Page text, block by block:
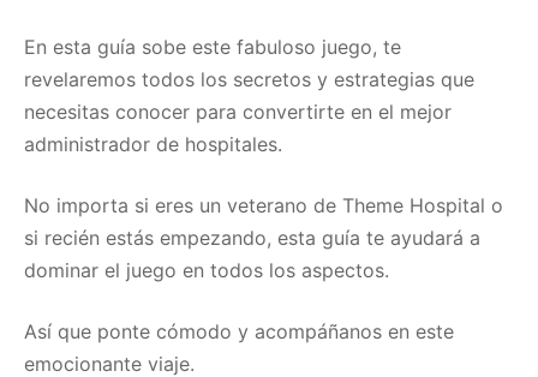
En esta guía sobe este fabuloso juego, te
revelaremos todos los secretos y estrategias que
necesitas conocer para convertirte en el mejor
administrador de hospitales.
No importa si eres un veterano de Theme Hospital o
si recién estás empezando, esta guía te ayudará a
dominar el juego en todos los aspectos.
Así que ponte cómodo y acompáñanos en este
emocionante viaje.